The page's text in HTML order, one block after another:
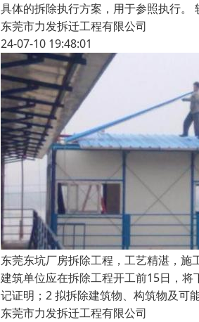
具体的拆除执行方案，用于参照执行
东莞市力发拆迁工程有限公司
24-07-10 19:48:01
东莞东坑厂房拆除工程，工艺精湛，施
建筑单位应在拆除工程开工前15日，
记证明；2 拟拆除建筑物、构筑物及可
东莞市力发拆迁工程有限公司